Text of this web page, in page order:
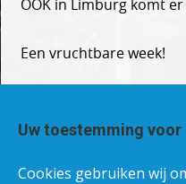
OOK in Limburg komt
Een vruchtbare week!
Uw toestemming
Cookies gebruiken wij